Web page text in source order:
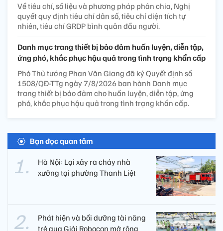
Về tiêu chí, số liệu và phương pháp phân chia, Nghị
quyết quy định tiêu chí dân số, tiêu chí diện tích tự
nhiên, tiêu chí GRDP bình quân đầu người.
Danh mục trang thiết bị bảo đảm huấn luyện, diễn tập,
ứng phó, khắc phục hậu quả trong tình trạng khẩn cấp
Phó Thủ tướng Phan Văn Giang đã ký Quyết định số
1508/QĐ-TTg ngày 7/8/2026 ban hành Danh mục
trang thiết bị bảo đảm cho huấn luyện, diễn tập, ứng
phó, khắc phục hậu quả trong tình trạng khẩn cấp.
Bạn đọc quan tâm
Hà Nội: Lại xảy ra cháy nhà
xưởng tại phường Thanh Liệt
Phát hiện và bồi dưỡng tài năng
trẻ qua Giải Robocon mở rộng